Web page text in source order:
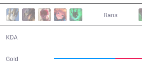
Bans
KDA
Gold